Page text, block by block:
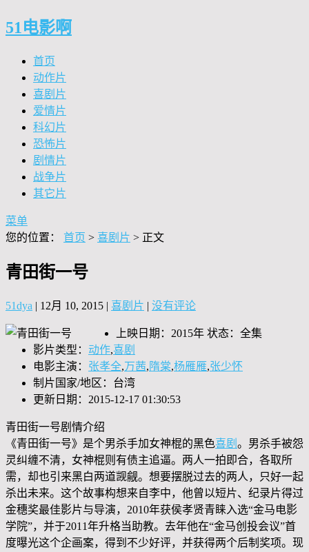
51电影啊
首页
动作片
喜剧片
爱情片
科幻片
恐怖片
剧情片
战争片
其它片
菜单
您的位置： 首页 > 喜剧片 > 正文
青田街一号
51dya | 12月 10, 2015 | 喜剧片 | 没有评论
上映日期：2015年 状态：全集
影片类型： 动作,喜剧
电影主演： 张孝全,万茜, 隋棠,杨雁雁,张少怀
制片国家/地区：台湾
更新日期：2015-12-17 01:30:53
青田街一号剧情介绍
《青田街一号》是个男杀手加女神棍的黑色喜剧 。男杀手被怨
灵纠缠不清，女神棍则有债主追逼。两人一拍即合，各取所
需，却也引来黑白两道觊觎。想要摆脱过去的两人，只好一起
杀出未来。这个故事构想来自李中，他曾以短片、纪录片得过
金穗奖最佳影片与导演，2010年获侯孝贤青睐入选“金马电影
学院”，并于2011年升格当助教。去年他在“金马创投会议”首
度曝光这个企画案，得到不少好评，并获得两个后制奖项。现